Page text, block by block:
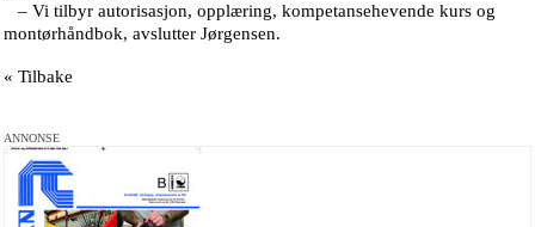
– Vi tilbyr autorisasjon, opplæring, kompetansehevende kurs og
montørhåndbok, avslutter Jørgensen.
« Tilbake
ANNONSE